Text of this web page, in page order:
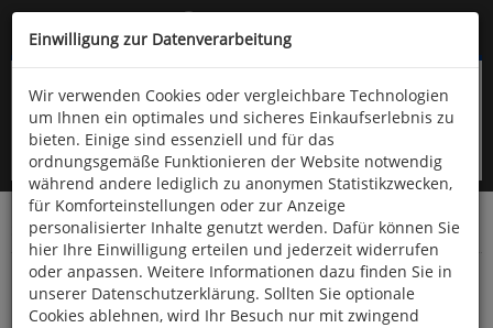
Kompletten Head der Seite überspringen
oder (06766) 9323-960
Startseite Bücher Geschichte Diverses
Charles Darwin und die Reise auf der HMS
Beagle
Einwilligung zur Datenverarbeitung
Wir verwenden Cookies oder vergleichbare Technologien
um Ihnen ein optimales und sicheres Einkaufserlebnis zu
bieten. Einige sind essenziell und für das
ordnungsgemäße Funktionieren der Website notwendig
während andere lediglich zu anonymen Statistikzwecken,
für Komforteinstellungen oder zur Anzeige
personalisierter Inhalte genutzt werden. Dafür können Sie
hier Ihre Einwilligung erteilen und jederzeit widerrufen
oder anpassen. Weitere Informationen dazu finden Sie in
unserer Datenschutzerklärung. Sollten Sie optionale
Cookies ablehnen, wird Ihr Besuch nur mit zwingend